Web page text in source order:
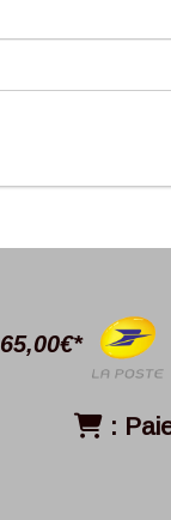
65,00€*
: